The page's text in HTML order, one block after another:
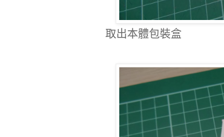
取出本體包裝盒